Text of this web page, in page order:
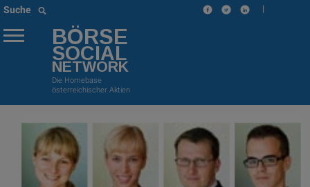
Suche |
BÖRSE
SOCIAL
NETWORK
Die Homebase
österreichischer Aktien